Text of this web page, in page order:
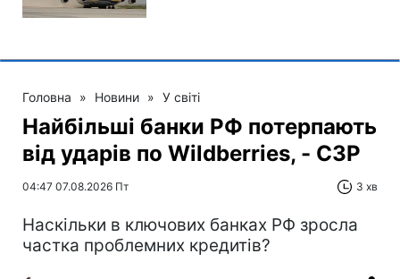
Головна » Новини » У світі
Найбільші банки РФ потерпають
від ударів по Wildberries, - СЗР
04:47 07.08.2026 Пт 3 хв
Наскільки в ключових банках РФ зросла
частка проблемних кредитів?